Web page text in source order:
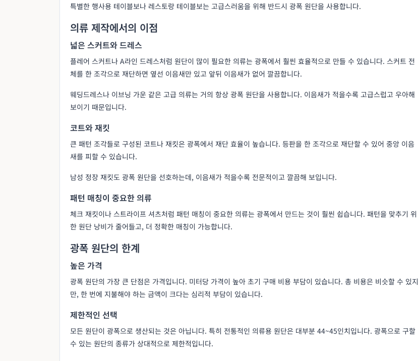
특별한 행사용 테이블보나 레스토랑 테이블보는 고급스러움을 위해 반드시 광폭 원단을 사용합니다.
의류 제작에서의 이점
넓은 스커트와 드레스
플레어 스커트나 A라인 드레스처럼 원단이 많이 필요한 의류는 광폭에서 훨씬 효율적으로 만들 수 있습니다. 스커트 전
체를 한 조각으로 재단하면 옆선 이음새만 있고 앞뒤 이음새가 없어 깔끔합니다.
웨딩드레스나 이브닝 가운 같은 고급 의류는 거의 항상 광폭 원단을 사용합니다. 이음새가 적을수록 고급스럽고 우아해
보이기 때문입니다.
코트와 재킷
큰 패턴 조각들로 구성된 코트나 재킷은 광폭에서 재단 효율이 높습니다. 등판을 한 조각으로 재단할 수 있어 중앙 이음
새를 피할 수 있습니다.
남성 정장 재킷도 광폭 원단을 선호하는데, 이음새가 적을수록 전문적이고 깔끔해 보입니다.
패턴 매칭이 중요한 의류
체크 재킷이나 스트라이프 셔츠처럼 패턴 매칭이 중요한 의류는 광폭에서 만드는 것이 훨씬 쉽습니다. 패턴을 맞추기 위
한 원단 낭비가 줄어들고, 더 정확한 매칭이 가능합니다.
광폭 원단의 한계
높은 가격
광폭 원단의 가장 큰 단점은 가격입니다. 미터당 가격이 높아 초기 구매 비용 부담이 있습니다. 총 비용은 비슷할 수 있지
만, 한 번에 지불해야 하는 금액이 크다는 심리적 부담이 있습니다.
제한적인 선택
모든 원단이 광폭으로 생산되는 것은 아닙니다. 특히 전통적인 의류용 원단은 대부분 44~45인치입니다. 광폭으로 구할
수 있는 원단의 종류가 상대적으로 제한적입니다.